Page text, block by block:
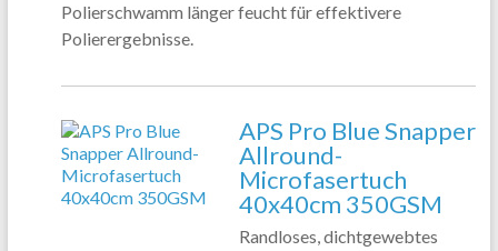
Polierschwamm länger feucht für effektivere
Polierergebnisse.
APS Pro Blue Snapper
Allround-
Microfasertuch
40x40cm 350GSM
Randloses, dichtgewebtes